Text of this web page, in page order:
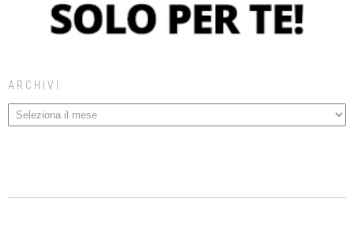
ARCHIVI